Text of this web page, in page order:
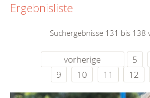
Ergebnisliste
Suchergebnisse 131 bis 138
vorherige 5
9
10 11 12